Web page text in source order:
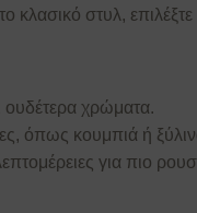
κλασικό στυλ,
ουδέτερα χρώματα.
όπως κουμπιά ή
για πιο